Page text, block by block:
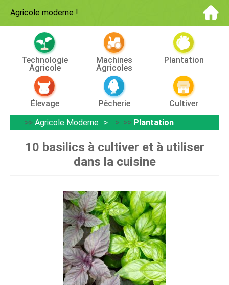
Agricole moderne !
Technologie
Agricole
Machines
Agricoles
Plantation
Élevage Pêcherie
Cultiver
>> Agricole Moderne > >> Plantation
10 basilics à cultiver et à utiliser
dans la cuisine